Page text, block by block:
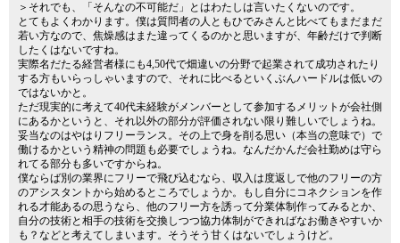
＞それでも、「そんなの不可能だ」とはわたしは言いたくないのです。
とてもよくわかります。僕は質問者の人ともひでみさんと比べてもまだまだ
若い方なので、焦燥感はまた違ってくるのかと思いますが、年齢だけで判断
したくはないですね。
実際名だたる経営者様にも4,50代で畑違いの分野で起業されて成功されたり
する方もいらっしゃいますので、それに比べるといくぶんハードルは低いの
ではないかと。
ただ現実的に考えて40代未経験がメンバーとして参加するメリットが会社側
にあるかというと、それ以外の部分が評価されない限り難しいでしょうね。
妥当なのはやはりフリーランス。その上で身を削る思い（本当の意味で）で
働けるかという精神の問題も必要でしょうね。なんだかんだ会社勤めは守ら
れてる部分も多いですからね。
僕ならば別の業界にフリーで飛び込むなら、収入は度返しで他のフリーの方
のアシスタントから始めるところでしょうか。もし自分にコネクションを作
れる才能あるの思うなら、他のフリー方を誘って分業体制作ってみるとか、
自分の技術と相手の技術を交換しつつ協力体制ができればなお働きやすいか
も？などと考えてしまいます。そうそう甘くはないでしょうけど。